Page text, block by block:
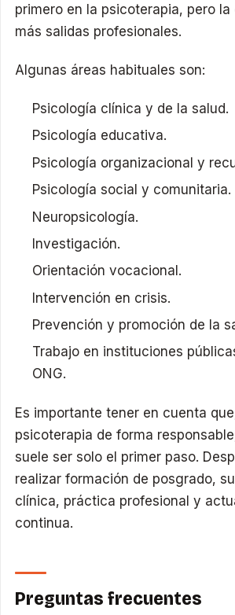
primero en la psicoterapia, pero
más salidas profesionales.
Algunas áreas habituales son:
Psicología clínica y de la salud.
Psicología educativa.
Psicología organizacional y
Psicología social y comunitaria.
Neuropsicología.
Investigación.
Orientación vocacional.
Intervención en crisis.
Prevención y promoción de la
Trabajo en instituciones
ONG.
Es importante tener en cuenta
psicoterapia de forma
suele ser solo el primer paso.
realizar formación de posgrado,
clínica, práctica profesional y
continua.
Preguntas frecuentes